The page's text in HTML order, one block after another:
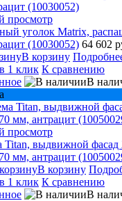
просмотр
уголок Matrix,
(10030052) 64 602
В корзину
1 клик К сравнению
В
просмотр
Titan, выдвижной фасад
мм, антрацит
В корзину
1 клик К сравнению
В